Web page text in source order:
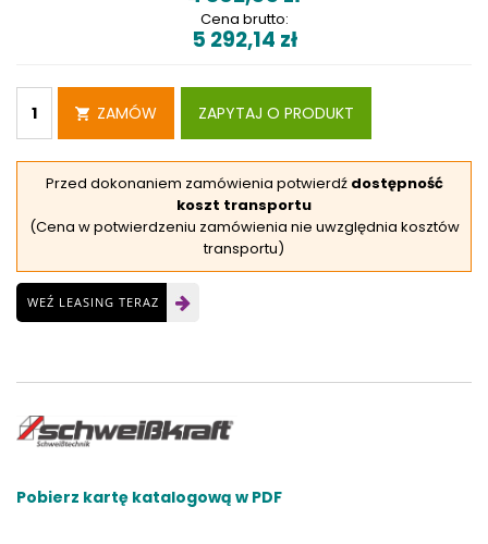
Cena brutto:
5 292,14 zł
ZAMÓW ZAPYTAJ O PRODUKT
Przed dokonaniem zamówienia potwierdź dostępność
koszt transportu
(Cena w potwierdzeniu zamówienia nie uwzględnia kosztów
transportu)
WEŹ LEASING TERAZ
Pobierz kartę katalogową w PDF